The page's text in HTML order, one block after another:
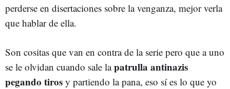
perderse en disertaciones sobre la venganza, mejor verla
que hablar de ella.
Son cositas que van en contra de la serie pero que a uno
se le olvidan cuando sale lapatrulla antinazis
pegando tiros y partiendo la pana, eso sí es lo que yo